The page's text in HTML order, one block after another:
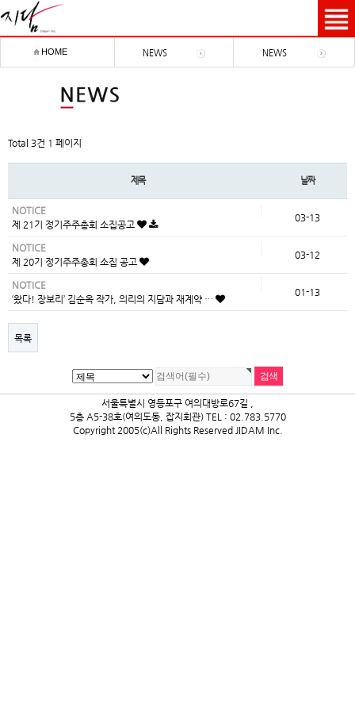
HOME NEWS NEWS
Total 3건 1 페이지
제목 날짜
NOTICE
제 21기 정기주주총회 소집공고
03-13
NOTICE
제 20기 정기주주총회 소집 공고
03-12
NOTICE
‘왔다! 장보리’ 김순옥 작가, 의리의 지담과 재계약 …
01-13
목록
서울특별시 영등포구 여의대방로67길 ,
5층 A5-38호(여의도동, 잡지회관) TEL : 02.783.5770
Copyright 2005(c)All Rights Reserved JIDAM Inc.